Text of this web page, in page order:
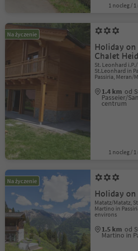
1 nocleg /
Na życzenie
Holiday
Chalet
St. Leonhard
St.Leonhard in
Passiria, Meran/
1.4 km od
Passeier/
centrum
1 nocleg /
Na życzenie
Holiday
Matatz/Matatz,
Martino in
environs
1.5 km od
Martino in